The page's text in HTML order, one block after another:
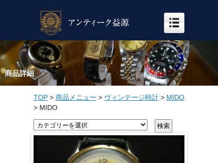
商品詳細
TOP > 商品メニュー > ヴィンテージ時計 > MIDO
> MIDO